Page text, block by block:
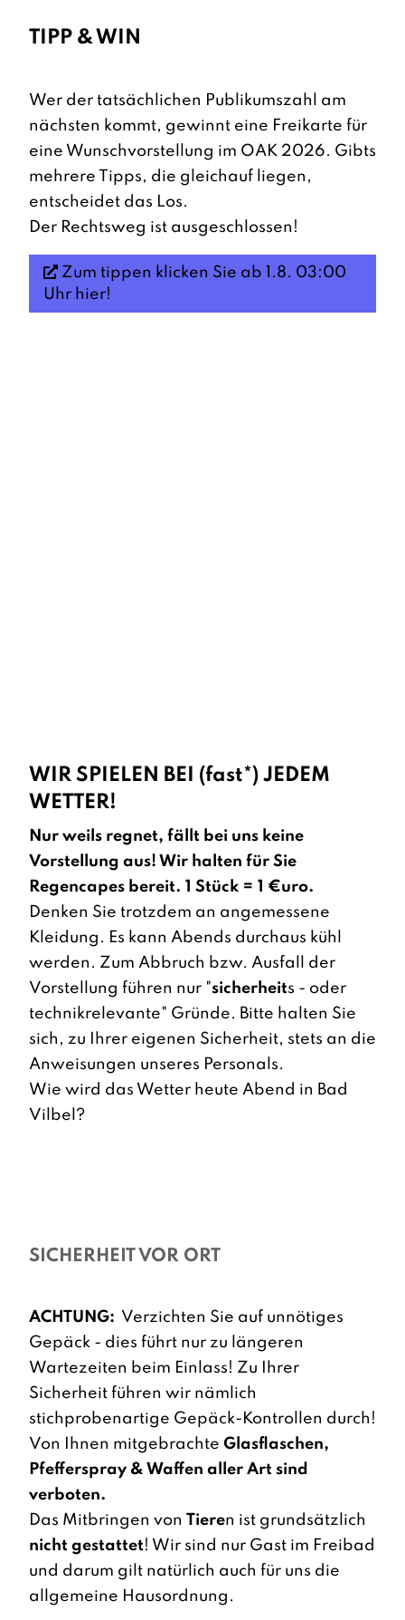
TIPP & WIN
Wer der tatsächlichen Publikumszahl am
nächsten kommt, gewinnt eine Freikarte für
eine Wunschvorstellung im OAK 2026. Gibts
mehrere Tipps, die gleichauf liegen,
entscheidet das Los.
Der Rechtsweg ist ausgeschlossen!
Zum tippen klicken Sie ab 1.8. 03:00
Uhr hier!
WIR SPIELEN BEI (fast*) JEDEM
WETTER!
Nur weils regnet, fällt bei uns keine
Vorstellung aus! Wir halten für Sie
Regencapes bereit. 1 Stück = 1 €uro.
Denken Sie trotzdem an angemessene
Kleidung. Es kann Abends durchaus kühl
werden. Zum Abbruch bzw. Ausfall der
Vorstellung führen nur "sicherheits - oder
technikrelevante" Gründe. Bitte halten Sie
sich, zu Ihrer eigenen Sicherheit, stets an die
Anweisungen unseres Personals.
Wie wird das Wetter heute Abend in Bad
Vilbel?
SICHERHEIT VOR ORT
ACHTUNG: Verzichten Sie auf unnötiges
Gepäck - dies führt nur zu längeren
Wartezeiten beim Einlass! Zu Ihrer
Sicherheit führen wir nämlich
stichprobenartige Gepäck-Kontrollen durch!
Von Ihnen mitgebrachte Glasflaschen,
Pfefferspray & Waffen aller Art sind
verboten.
Das Mitbringen von Tieren ist grundsätzlich
nicht gestattet! Wir sind nur Gast im Freibad
und darum gilt natürlich auch für uns die
allgemeine Hausordnung.